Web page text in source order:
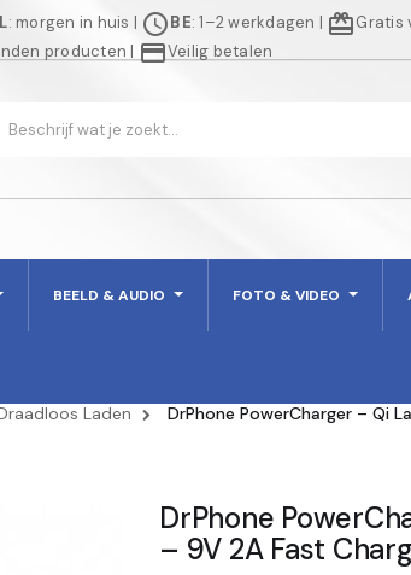
: morgen in huis | scheduleBE: 1–2 werkdagen | redeemGratis
producten | credit_cardVeilig betalen
BEELD & AUDIO FOTO & VIDEO
Laden
DrPhone PowerCharger – Qi
DrPhone
– 9V 2A Fast